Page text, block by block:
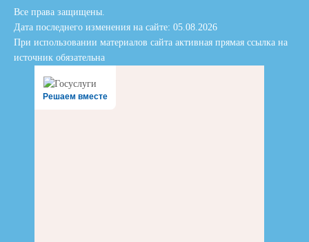
Все права защищены.
Дата последнего изменения на сайте: 05.08.2026
При использовании материалов сайта активная прямая ссылка на
источник обязательна
Решаем вместе